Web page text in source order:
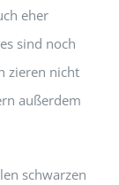
eher
sind noch
zieren nicht
außerdem
schwarzen